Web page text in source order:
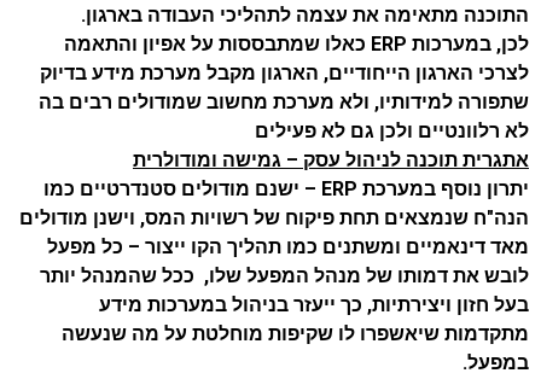
התוכנה מתאימה את עצמה לתהליכי העבודה בארגון.
לכן, במערכות ERP כאלו שמתבססות על אפיון והתאמה
לצרכי הארגון הייחודיים, הארגון מקבל מערכת מידע בדיוק
שתפורה למידותיו, ולא מערכת מחשוב שמודולים רבים בה
לא רלוונטיים ולכן גם לא פעילים
אתגרית תוכנה לניהול עסק – גמישה ומודולרית
יתרון נוסף במערכת ERP – ישנם מודולים סטנדרטיים כמו
הנה"ח שנמצאים תחת פיקוח של רשויות המס, וישנן מודולים
מאד דינאמיים ומשתנים כמו תהליך הקו ייצור – כל מפעל
לובש את דמותו של מנהל המפעל שלו, ככל שהמנהל יותר
בעל חזון ויצירתיות, כך ייעזר בניהול במערכות מידע
מתקדמות שיאשפרו לו שקיפות מוחלטת על מה שנעשה
במפעל.